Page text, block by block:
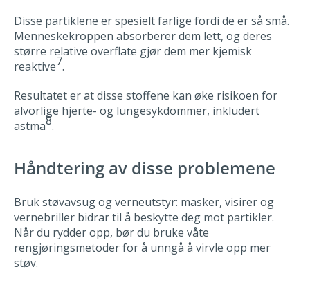
Disse partiklene er spesielt farlige fordi de er så små.
Menneskekroppen absorberer dem lett, og deres
større relative overflate gjør dem mer kjemisk
reaktive7.
Resultatet er at disse stoffene kan øke risikoen for
alvorlige hjerte- og lungesykdommer, inkludert
astma8.
Håndtering av disse problemene
Bruk støvavsug og verneutstyr: masker, visirer og
vernebriller bidrar til å beskytte deg mot partikler.
Når du rydder opp, bør du bruke våte
rengjøringsmetoder for å unngå å virvle opp mer
støv.